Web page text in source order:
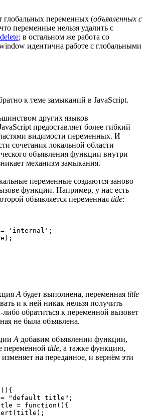
глобальных переменных (объявленных с
переменные нельзя удалить с
delete; в остальном же работа со
идентична работе с глобальными
к теме замыканий в JavaScript.
других языков
предоставляет более гибкий
видимости переменных. И
сочетания локальной области
объявления функции внутри
механизм замыкания.
переменные создаются заново
функции. Например, у нас есть
объявляется переменная title:
A будет выполнена, переменная title
и к ней никак нельзя получить
обратиться к переменной вызовет
не была объявлена.
A добавим объявлении функции,
переменной title, а тажке функцию,
изменяет на переданное, и вернём эти
(){